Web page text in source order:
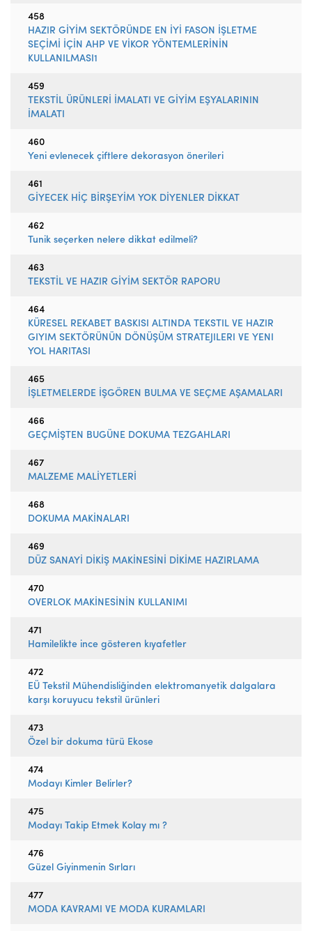
458
HAZIR GİYİM SEKTÖRÜNDE EN İYİ FASON İŞLETME
SEÇİMİ İÇİN AHP VE VİKOR YÖNTEMLERİNİN
KULLANILMASI1
459
TEKSTİL ÜRÜNLERİ İMALATI VE GİYİM EŞYALARININ
İMALATI
460
Yeni evlenecek çiftlere dekorasyon önerileri
461
GİYECEK HİÇ BİRŞEYİM YOK DİYENLER DİKKAT
462
Tunik seçerken nelere dikkat edilmeli?
463
TEKSTİL VE HAZIR GİYİM SEKTÖR RAPORU
464
KÜRESEL REKABET BASKISI ALTINDA TEKSTIL VE HAZIR
GIYIM SEKTÖRÜNÜN DÖNÜŞÜM STRATEJILERI VE YENI
YOL HARITASI
465
İŞLETMELERDE İŞGÖREN BULMA VE SEÇME AŞAMALARI
466
GEÇMİŞTEN BUGÜNE DOKUMA TEZGAHLARI
467
MALZEME MALİYETLERİ
468
DOKUMA MAKİNALARI
469
DÜZ SANAYİ DİKİŞ MAKİNESİNİ DİKİME HAZIRLAMA
470
OVERLOK MAKİNESİNİN KULLANIMI
471
Hamilelikte ince gösteren kıyafetler
472
EÜ Tekstil Mühendisliğinden elektromanyetik dalgalara
karşı koruyucu tekstil ürünleri
473
Özel bir dokuma türü Ekose
474
Modayı Kimler Belirler?
475
Modayı Takip Etmek Kolay mı ?
476
Güzel Giyinmenin Sırları
477
MODA KAVRAMI VE MODA KURAMLARI